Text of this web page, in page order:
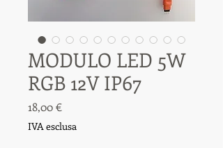
MODULO LED 5W
RGB 12V IP67
18,00 €Prezzo
IVA esclusa